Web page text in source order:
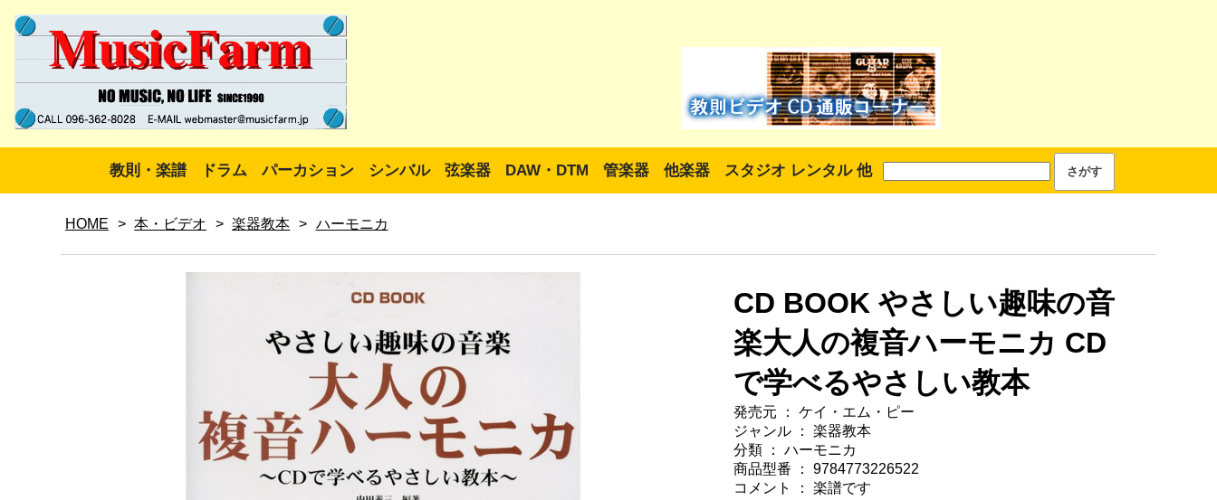
教則・楽譜 ドラム パーカション シンバル 弦楽器 DAW・DTM 管楽器 他楽器 スタジオ レンタル 他
HOME > 本・ビデオ > 楽器教本 > ハーモニカ
CD BOOK やさしい趣味の音
楽大人の複音ハーモニカ CD
で学べるやさしい教本
発売元 ： ケイ・エム・ピー
ジャンル ： 楽器教本
分類 ： ハーモニカ
商品型番 ： 9784773226522
コメント ： 楽譜です